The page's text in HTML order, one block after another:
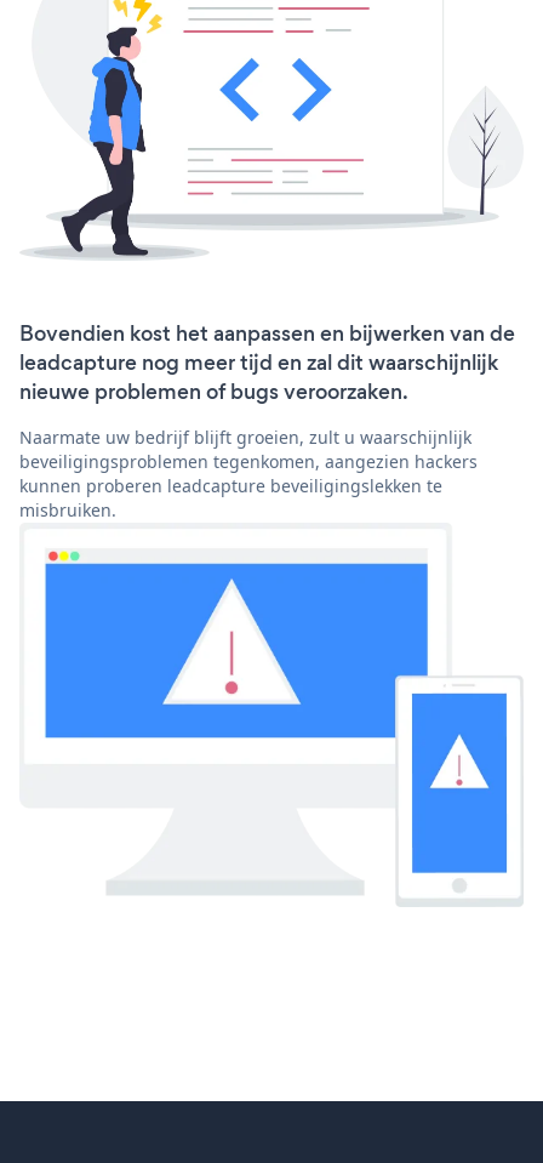
Bovendien kost het aanpassen en bijwerken van de
leadcapture nog meer tijd en zal dit waarschijnlijk
nieuwe problemen of bugs veroorzaken.
Naarmate uw bedrijf blijft groeien, zult u waarschijnlijk
beveiligingsproblemen tegenkomen, aangezien hackers
kunnen proberen leadcapture beveiligingslekken te
misbruiken.